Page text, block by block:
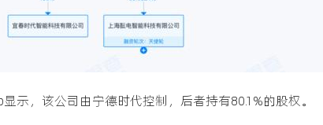
示，该公司由宁德时代控制，后者持有80.1%的股权。